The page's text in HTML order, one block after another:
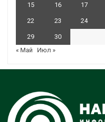
15 16 17
22 23 24
29
30
« Май
Июл »